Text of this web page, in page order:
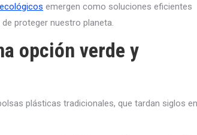
emergen como soluciones eficientes
proteger nuestro planeta.
opción verde y
plásticas tradicionales, que tardan siglos en